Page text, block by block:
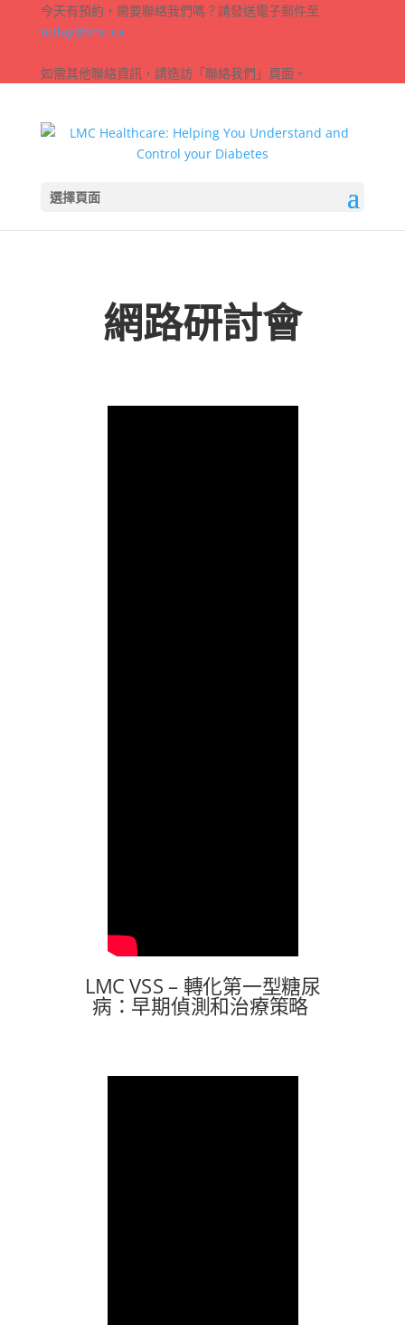
今天有預約，需要聯絡我們嗎？請發送電子郵件至
today@lmc.ca
如需其他聯絡資訊，請造訪「聯絡我們」頁面。
選擇頁面
網路研討會
LMC VSS – 轉化第一型糖尿
病：早期偵測和治療策略